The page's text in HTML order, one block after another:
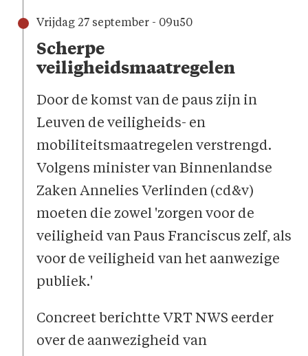
Vrijdag 27 september - 09u50
Scherpe
veiligheidsmaatregelen
Door de komst van de paus zijn in
Leuven de veiligheids- en
mobiliteitsmaatregelen verstrengd.
Volgens minister van Binnenlandse
Zaken Annelies Verlinden (cd&v)
moeten die zowel 'zorgen voor de
veiligheid van Paus Franciscus zelf, als
voor de veiligheid van het aanwezige
publiek.'
Concreet berichtte VRT NWS eerder
over de aanwezigheid van